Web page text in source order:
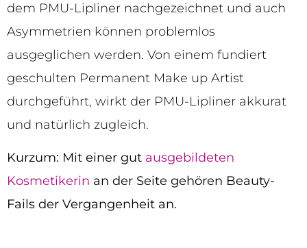
dem PMU-Lipliner nachgezeichnet und auch
Asymmetrien können problemlos
ausgeglichen werden. Von einem fundiert
geschulten Permanent Make up Artist
durchgeführt, wirkt der PMU-Lipliner akkurat
und natürlich zugleich.
Kurzum: Mit einer gut ausgebildeten
Kosmetikerin an der Seite gehören Beauty-
Fails der Vergangenheit an.